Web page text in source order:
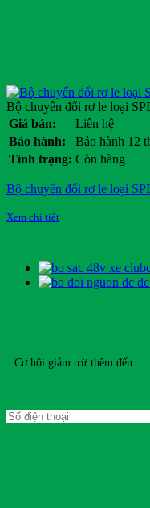
Bộ chuyển đổi rơ le loại
Giá bán:
Liên hệ
Bảo hành:
Bảo hành 12
Tình trạng: Còn hàng
Bộ chuyển đổi rơ le loại
Xem chi tiết
Cơ hội giảm trừ thêm đến